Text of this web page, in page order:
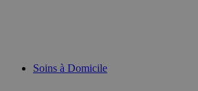
Soins à Domicile